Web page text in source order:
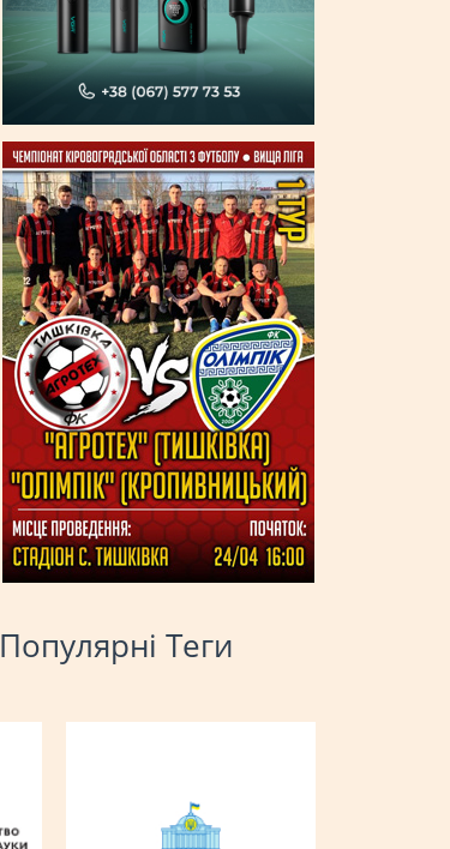
Популярні Теги